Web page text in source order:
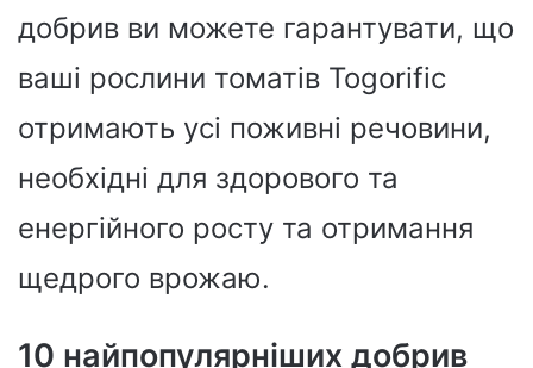
добрив ви можете гарантувати, що
ваші рослини томатів Togorific
отримають усі поживні речовини,
необхідні для здорового та
енергійного росту та отримання
щедрого врожаю.
10 найпопулярніших добрив